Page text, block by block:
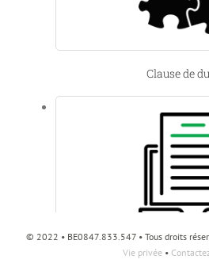
Clause de
LE REGISTRE UBO
© 2022 • BE0847.833.547 • Tous droits
Vie privée•